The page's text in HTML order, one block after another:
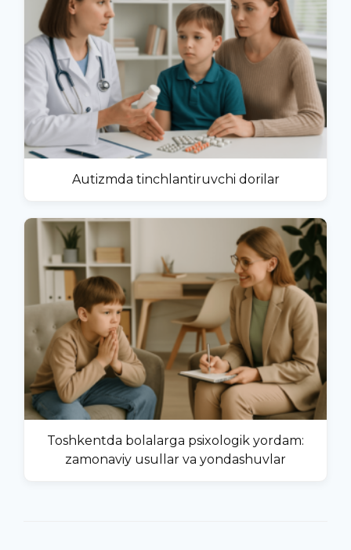
Autizmda tinchlantiruvchi dorilar
Toshkentda bolalarga psixologik yordam:
zamonaviy usullar va yondashuvlar